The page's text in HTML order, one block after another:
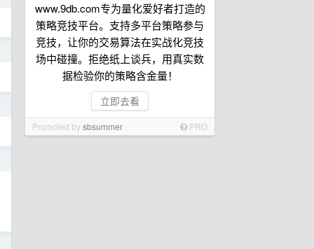
www.9db.com专为量化爱好者打造的
策略竞技平台。支持多平台策略参与
竞技，让你的交易算法在实战化竞技
场中碰撞。拒绝纸上谈兵，用真实数
据检验你的策略含金量！
立即去看
Promoted bysbsummer PRO